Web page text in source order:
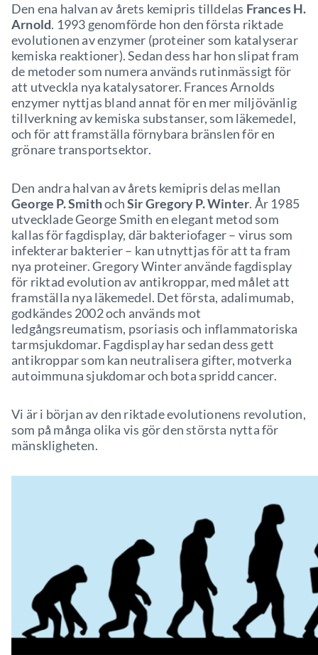
Den ena halvan av årets kemipris tilldelas Frances H.
Arnold. 1993 genomförde hon den första riktade
evolutionen av enzymer (proteiner som katalyserar
kemiska reaktioner). Sedan dess har hon slipat fram
de metoder som numera används rutinmässigt för
att utveckla nya katalysatorer. Frances Arnolds
enzymer nyttjas bland annat för en mer miljövänlig
tillverkning av kemiska substanser, som läkemedel,
och för att framställa förnybara bränslen för en
grönare transportsektor.
Den andra halvan av årets kemipris delas mellan
George P. SmithochSir Gregory P. Winter. År 1985
utvecklade George Smith en elegant metod som
kallas för fagdisplay, där bakteriofager – virus som
infekterar bakterier – kan utnyttjas för att ta fram
nya proteiner. Gregory Winter använde fagdisplay
för riktad evolution av antikroppar, med målet att
framställa nya läkemedel. Det första, adalimumab,
godkändes 2002 och används mot
ledgångsreumatism, psoriasis och inflammatoriska
tarmsjukdomar. Fagdisplay har sedan dess gett
antikroppar som kan neutralisera gifter, motverka
autoimmuna sjukdomar och bota spridd cancer.
Vi är i början av den riktade evolutionens revolution,
som på många olika vis gör den största nytta för
mänskligheten.